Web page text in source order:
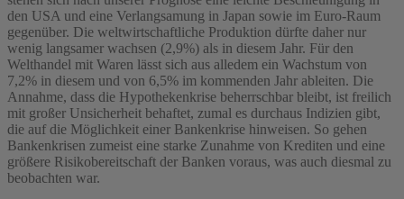
den USA und eine Verlangsamung in Japan sowie im Euro-Raum
gegenüber. Die weltwirtschaftliche Produktion dürfte daher nur
wenig langsamer wachsen (2,9%) als in diesem Jahr. Für den
Welthandel mit Waren lässt sich aus alledem ein Wachstum von
7,2% in diesem und von 6,5% im kommenden Jahr ableiten. Die
Annahme, dass die Hypothekenkrise beherrschbar bleibt, ist freilich
mit großer Unsicherheit behaftet, zumal es durchaus Indizien gibt,
die auf die Möglichkeit einer Bankenkrise hinweisen. So gehen
Bankenkrisen zumeist eine starke Zunahme von Krediten und eine
größere Risikobereitschaft der Banken voraus, was auch diesmal zu
beobachten war.